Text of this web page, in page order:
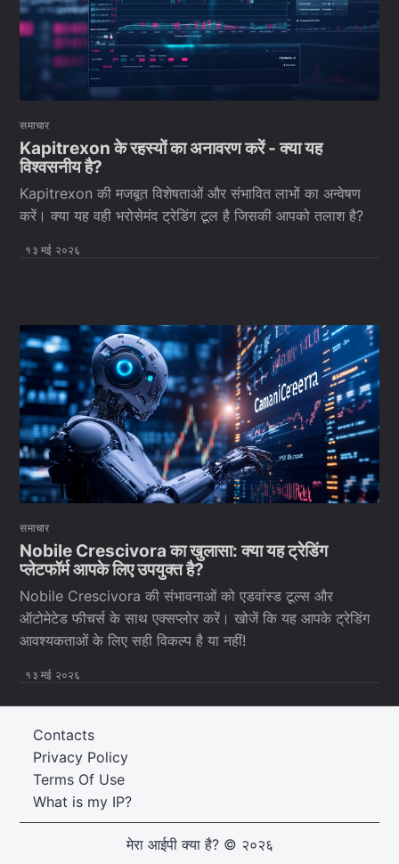
समाचार
Kapitrexon के रहस्यों का अनावरण करें - क्या यह
विश्वसनीय है?
Kapitrexon की मजबूत विशेषताओं और संभावित लाभों का अन्वेषण
करें। क्या यह वही भरोसेमंद ट्रेडिंग टूल है जिसकी आपको तलाश है?
१३ मई २०२६
समाचार
Nobile Crescivora का खुलासा: क्या यह ट्रेडिंग
प्लेटफॉर्म आपके लिए उपयुक्त है?
Nobile Crescivora की संभावनाओं को एडवांस्ड टूल्स और
ऑटोमेटेड फीचर्स के साथ एक्सप्लोर करें। खोजें कि यह आपके ट्रेडिंग
आवश्यकताओं के लिए सही विकल्प है या नहीं!
१३ मई २०२६
What is my IP?
Terms Of Use
Privacy Policy
Contacts
मेरा आईपी क्या है?© २०२६